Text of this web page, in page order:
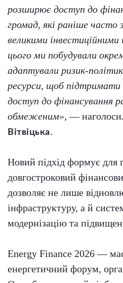
розширює доступ до
громад, які раніше часто
великими
цього ми побудували
адаптували ризик-
ресурси, щоб
доступ до фінансування
обмеженим», —
Вітвіцька.
Новий підхід формує для
довгостроковий
дозволяє не лише
інфраструктуру, а й
модернізацію та
Energy Finance 2026 —
енергетичний форум,